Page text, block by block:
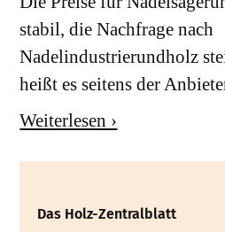
stabil, die Nachfrage nach
Nadelindustrierundholz
heißt es seitens der
Weiterlesen ›
Das Holz-Zentralblatt